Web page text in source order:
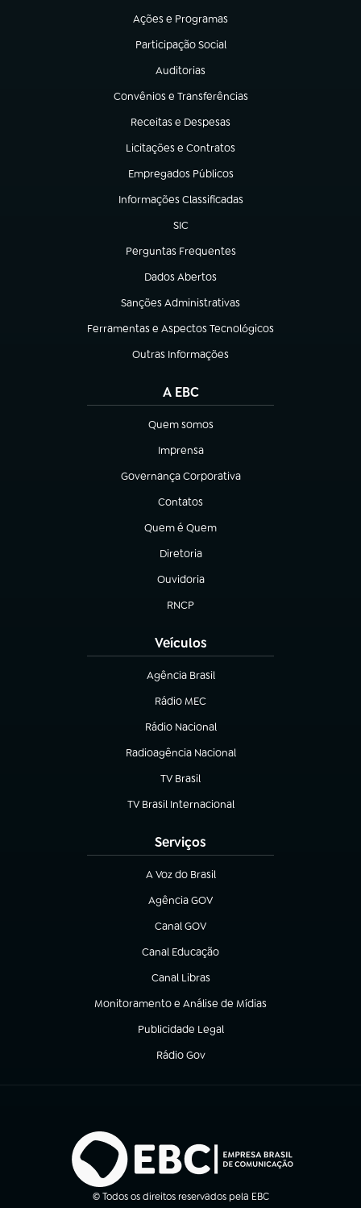
Ações e Programas
(abre em nova aba)
Participação Social
(abre em nova aba)
Auditorias
(abre em nova aba)
Convênios e Transferências
(abre em nova aba)
Receitas e Despesas
(abre em nova aba)
Licitações e Contratos
(abre em nova aba)
Empregados Públicos
(abre em nova aba)
Informações Classificadas
(abre em nova aba)
SIC
(abre em nova aba)
Perguntas Frequentes
(abre em nova aba)
Dados Abertos
(abre em nova aba)
Sanções Administrativas
(abre em nova aba)
Ferramentas e Aspectos Tecnológicos
(abre em nova aba)
Outras Informações
(abre em nova aba)
A EBC
Quem somos
(abre em nova aba)
Imprensa
(abre em nova aba)
Governança Corporativa
(abre em nova aba)
Contatos
(abre em nova aba)
Quem é Quem
(abre em nova aba)
Diretoria
(abre em nova aba)
Ouvidoria
(abre em nova aba)
RNCP
(abre em nova aba)
Veículos
Agência Brasil
(abre em nova aba)
Rádio MEC
(abre em nova aba)
Rádio Nacional
Radioagência Nacional
(abre em nova aba)
TV Brasil
(abre em nova aba)
TV Brasil Internacional
(abre em nova aba)
Serviços
A Voz do Brasil
(abre em nova aba)
Agência GOV
(abre em nova aba)
Canal GOV
(abre em nova aba)
Canal Educação
(abre em nova aba)
Canal Libras
(abre em nova aba)
Monitoramento e Análise de Mídias
(abre em nova aba)
Publicidade Legal
(abre em nova aba)
Rádio Gov
(abre em nova aba)
© Todos os direitos reservados pela EBC